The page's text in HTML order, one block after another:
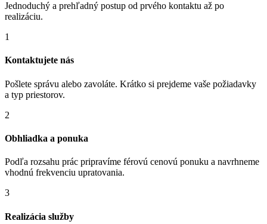
Jednoduchý a prehľadný postup od prvého kontaktu až po
realizáciu.
1
Kontaktujete nás
Pošlete správu alebo zavoláte. Krátko si prejdeme vaše požiadavky
a typ priestorov.
2
Obhliadka a ponuka
Podľa rozsahu prác pripravíme férovú cenovú ponuku a navrhneme
vhodnú frekvenciu upratovania.
3
Realizácia služby